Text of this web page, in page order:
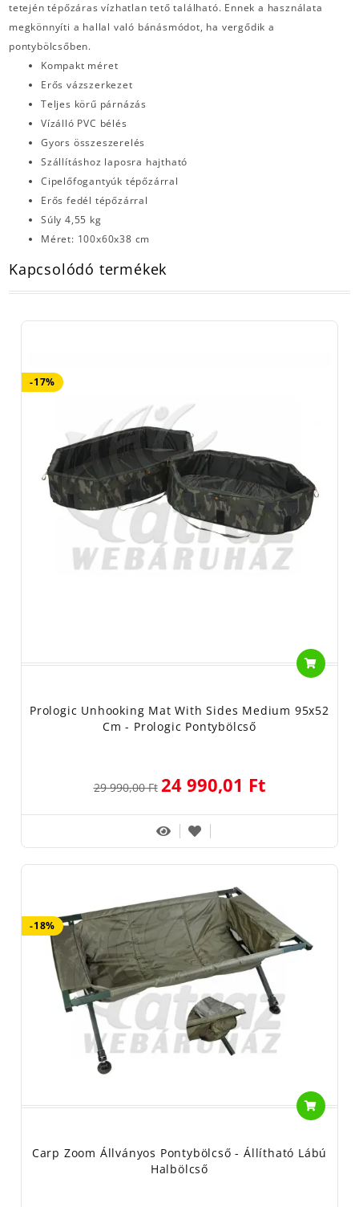
tetején tépőzáras vízhatlan tető található. Ennek a használata
megkönnyíti a hallal való bánásmódot, ha vergődik a
pontybölcsőben.
Kompakt méret
Erős vázszerkezet
Teljes körű párnázás
Vízálló PVC bélés
Gyors összeszerelés
Szállításhoz laposra hajtható
Cipelőfogantyúk tépőzárral
Erős fedél tépőzárral
Súly 4,55 kg
Méret: 100x60x38 cm
Kapcsolódó termékek
-17%
Prologic Unhooking Mat With Sides Medium 95x52
Cm - Prologic Pontybölcső
29 990,00 Ft 24 990,01 Ft
-18%
Carp Zoom Állványos Pontybölcső - Állítható Lábú
Halbölcső